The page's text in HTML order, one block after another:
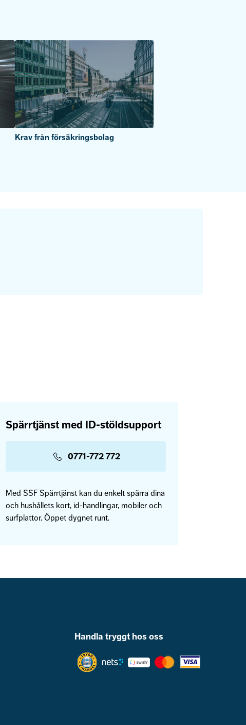
Krav från försäkringsbolag
Spärrtjänst med ID-stöldsupport
0771-772 772
Med SSF Spärrtjänst kan du enkelt spärra dina
och hushållets kort, id-handlingar, mobiler och
surfplattor. Öppet dygnet runt.
Handla tryggt hos oss